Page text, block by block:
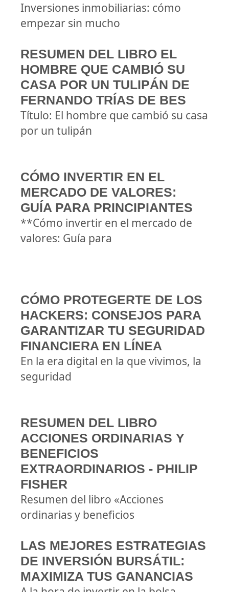
Inversiones inmobiliarias: cómo
empezar sin mucho
RESUMEN DEL LIBRO EL
HOMBRE QUE CAMBIÓ SU
CASA POR UN TULIPÁN DE
FERNANDO TRÍAS DE BES
Título: El hombre que cambió su casa
por un tulipán
CÓMO INVERTIR EN EL
MERCADO DE VALORES:
GUÍA PARA PRINCIPIANTES
**Cómo invertir en el mercado de
valores: Guía para
CÓMO PROTEGERTE DE LOS
HACKERS: CONSEJOS PARA
GARANTIZAR TU SEGURIDAD
FINANCIERA EN LÍNEA
En la era digital en la que vivimos, la
seguridad
RESUMEN DEL LIBRO
ACCIONES ORDINARIAS Y
BENEFICIOS
EXTRAORDINARIOS - PHILIP
FISHER
Resumen del libro «Acciones
ordinarias y beneficios
LAS MEJORES ESTRATEGIAS
DE INVERSIÓN BURSÁTIL:
MAXIMIZA TUS GANANCIAS